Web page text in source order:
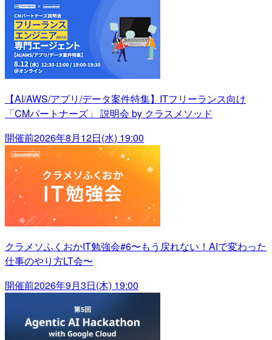
【AI/AWS/アプリ/データ案件特集】ITフリーランス向け
「CMパートナーズ」 説明会 by クラスメソッド
開催前2026年8月12日(水) 19:00
クラメソふくおかIT勉強会#6〜もう戻れない！AIで変わった
仕事のやり方LT会〜
開催前2026年9月3日(木) 19:00